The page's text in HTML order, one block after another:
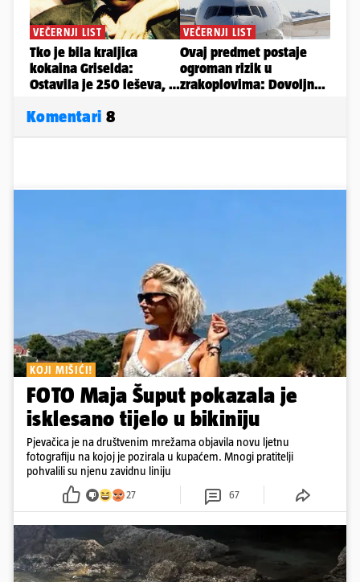
Komentari 8
KOJI MIŠIĆI!
FOTO Maja Šuput pokazala je
isklesano tijelo u bikiniju
Pjevačica je na društvenim mrežama objavila novu ljetnu
fotografiju na kojoj je pozirala u kupaćem. Mnogi pratitelji
pohvalili su njenu zavidnu liniju
27 67